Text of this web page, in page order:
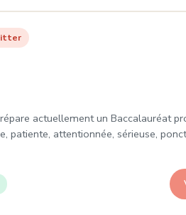
les-Pins
actuellement un Baccalauréat
patiente, attentionnée, sérieuse,